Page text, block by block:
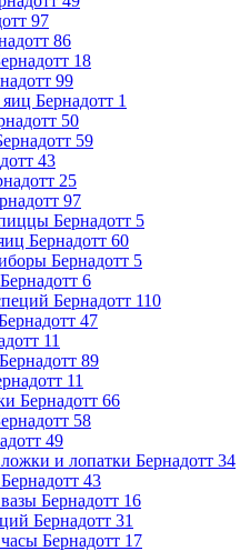
97
86
18
99
Бернадотт 1
50
59
43
25
97
Бернадотт 5
Бернадотт 60
Бернадотт 5
6
Бернадотт 110
47
11
89
11
Бернадотт 66
58
49
и лопатки Бернадотт 34
43
Бернадотт 16
Бернадотт 31
Бернадотт 17